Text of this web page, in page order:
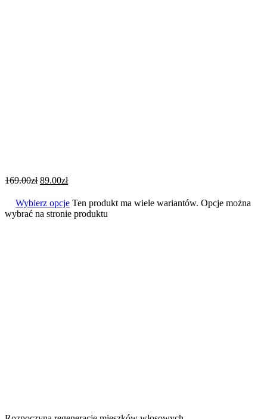
169.00zł 89.00zł
Wybierz opcje Ten produkt ma wiele wariantów. Opcje można
wybrać na stronie produktu